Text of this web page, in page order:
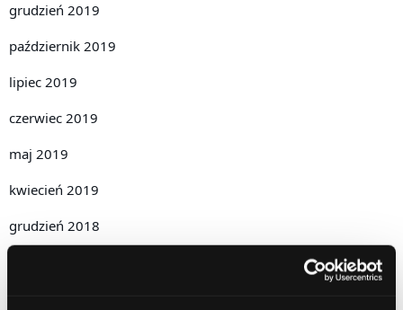
grudzień 2019
październik 2019
lipiec 2019
czerwiec 2019
maj 2019
kwiecień 2019
grudzień 2018